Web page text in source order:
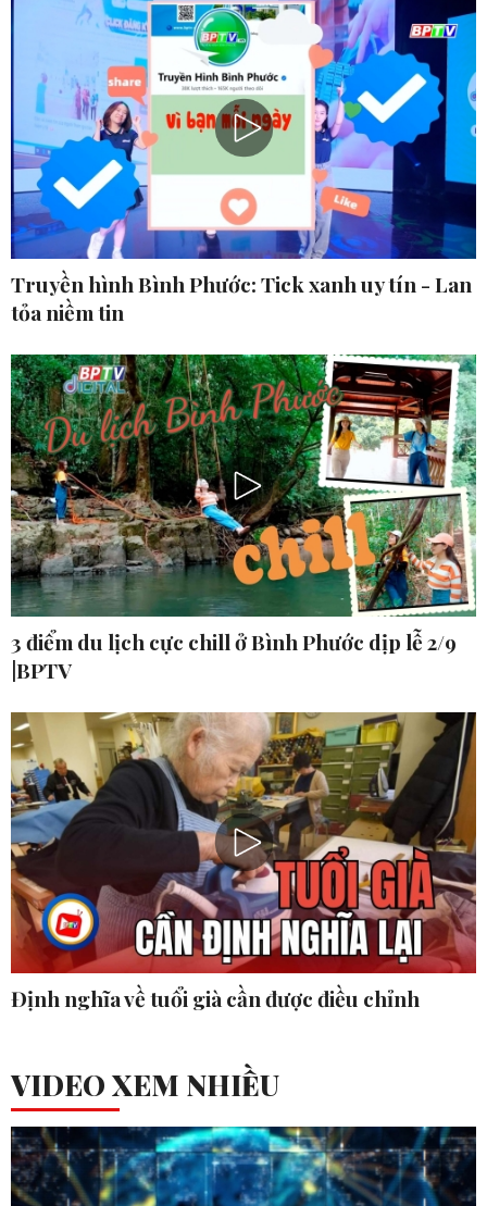
Truyền hình Bình Phước: Tick xanh uy tín - Lan
tỏa niềm tin
3 điểm du lịch cực chill ở Bình Phước dịp lễ 2/9
|BPTV
Định nghĩa về tuổi già cần được điều chỉnh
VIDEO XEM NHIỀU